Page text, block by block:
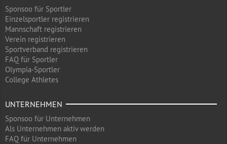
Sponsoo für Sportler
Einzelsportler registrieren
Mannschaft registrieren
Verein registrieren
Sportverband registrieren
FAQ für Sportler
Olympia-Sportler
College Athletes
UNTERNEHMEN
Sponsoo für Unternehmen
Als Unternehmen aktiv werden
FAQ für Unternehmen